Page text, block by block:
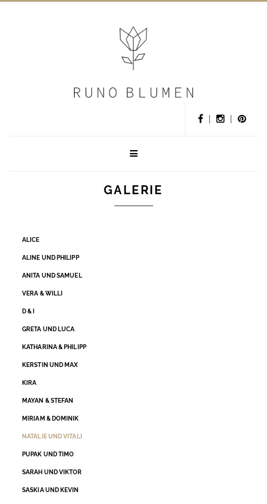
| |
GALERIE
ALICE
ALINE UND PHILIPP
ANITA UND SAMUEL
VERA & WILLI
D & I
GRETA UND LUCA
KATHARINA & PHILIPP
KERSTIN UND MAX
KIRA
MAYAN & STEFAN
MIRIAM & DOMINIK
NATALIE UND VITALI
PUPAK UND TIMO
SARAH UND VIKTOR
SASKIA UND KEVIN